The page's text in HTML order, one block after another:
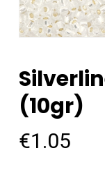
(10gr)
€1.05